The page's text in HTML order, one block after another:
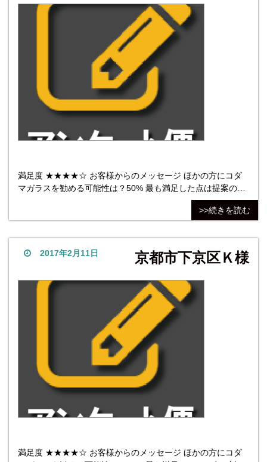
満足度 ★★★★☆ お客様からのメッセージ ほかの方にコダ
マガラスを勧める可能性は？50% 最も満足した点は提案の内
容。今回は銅版画のインクをローラーで巻きつけたり銅板に
乗せたりする作業をよりよくするために８ｍｍ～１０ｍｍの
せましたが、用途が特殊なためか、なかなかピンとくる返答
が得られな
>>続きを読む
2017年2月11日 京都市下京区Ｋ様
満足度 ★★★★☆ お客様からのメッセージ ほかの方にコダ